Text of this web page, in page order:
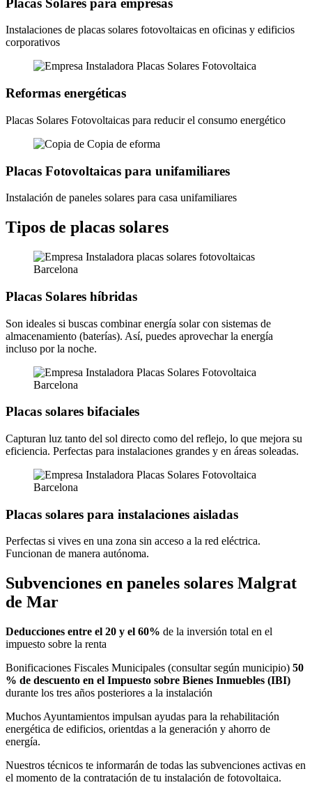
Placas Solares para empresas
Instalaciones de placas solares fotovoltaicas en oficinas y edificios
corporativos
Reformas energéticas
Placas Solares Fotovoltaicas para reducir el consumo energético
Placas Fotovoltaicas para unifamiliares
Instalación de paneles solares para casa unifamiliares
Tipos de placas solares
Placas Solares híbridas
Son ideales si buscas combinar energía solar con sistemas de
almacenamiento (baterías). Así, puedes aprovechar la energía
incluso por la noche.
Placas solares bifaciales
Capturan luz tanto del sol directo como del reflejo, lo que mejora su
eficiencia. Perfectas para instalaciones grandes y en áreas soleadas.
Placas solares para instalaciones aisladas
Perfectas si vives en una zona sin acceso a la red eléctrica.
Funcionan de manera autónoma.
Subvenciones en paneles solares Malgrat
de Mar
Deducciones entre el 20 y el 60% de la inversión total en el
impuesto sobre la renta
Bonificaciones Fiscales Municipales (consultar según municipio) 50
% de descuento en el Impuesto sobre Bienes Inmuebles (IBI)
durante los tres años posteriores a la instalación
Muchos Ayuntamientos impulsan ayudas para la rehabilitación
energética de edificios, orientdas a la generación y ahorro de
energía.
Nuestros técnicos te informarán de todas las subvenciones activas en
el momento de la contratación de tu instalación de fotovoltaica.